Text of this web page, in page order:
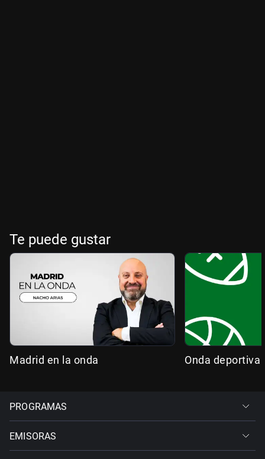
Te puede gustar
Madrid en la onda Onda deportiva
PROGRAMAS
EMISORAS